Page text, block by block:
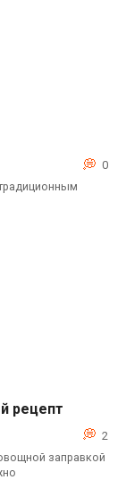
0
рецепт
2
заправкой